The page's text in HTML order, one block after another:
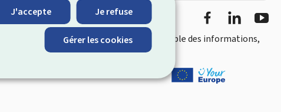
J'accepte Je refuse
Gérer les cookies
FacebookLinkedIn
accès rapide et convivial à l’ensemble des informations,